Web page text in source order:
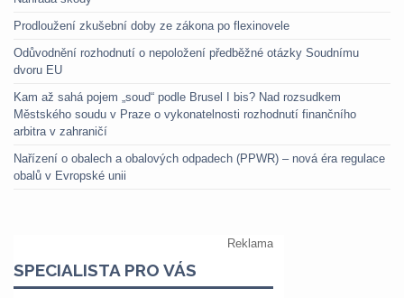
Prodloužení zkušební doby ze zákona po flexinovele
Odůvodnění rozhodnutí o nepoložení předběžné otázky Soudnímu
dvoru EU
Kam až sahá pojem „soud“ podle Brusel I bis? Nad rozsudkem
Městského soudu v Praze o vykonatelnosti rozhodnutí finančního
arbitra v zahraničí
Nařízení o obalech a obalových odpadech (PPWR) – nová éra regulace
obalů v Evropské unii